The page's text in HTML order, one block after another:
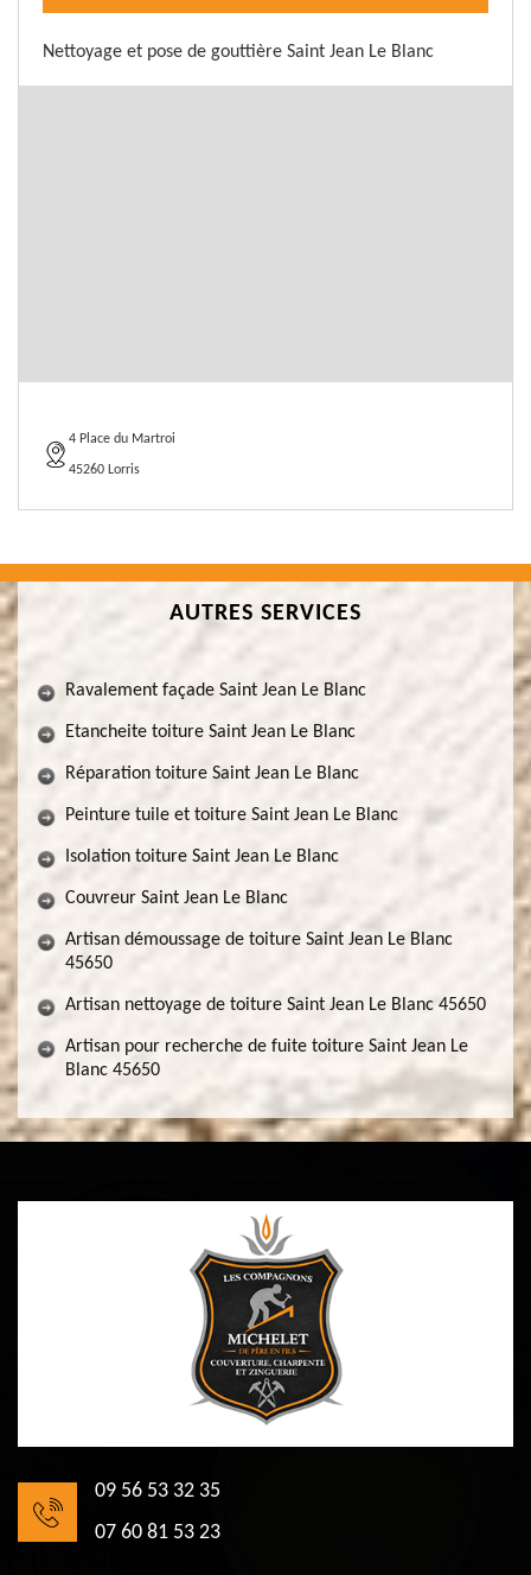
Nettoyage et pose de gouttière Saint Jean Le Blanc
4 Place du Martroi
45260 Lorris
AUTRES SERVICES
Ravalement façade Saint Jean Le Blanc
Etancheite toiture Saint Jean Le Blanc
Réparation toiture Saint Jean Le Blanc
Peinture tuile et toiture Saint Jean Le Blanc
Isolation toiture Saint Jean Le Blanc
Couvreur Saint Jean Le Blanc
Artisan démoussage de toiture Saint Jean Le Blanc
45650
Artisan nettoyage de toiture Saint Jean Le Blanc 45650
Artisan pour recherche de fuite toiture Saint Jean Le
Blanc 45650
09 56 53 32 35
07 60 81 53 23